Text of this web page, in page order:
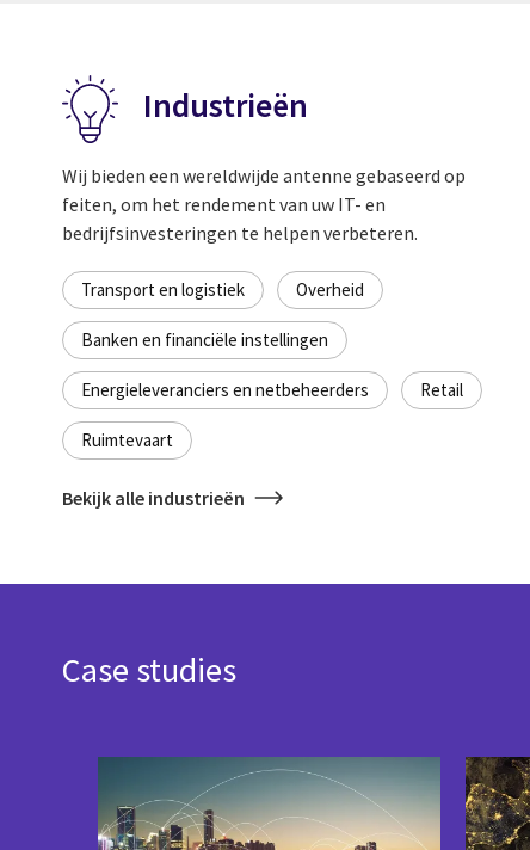
Industrieën
Wij bieden een wereldwijde antenne gebaseerd op
feiten, om het rendement van uw IT- en
bedrijfsinvesteringen te helpen verbeteren.
Transport en logistiek Overheid
Banken en financiële instellingen
Energieleveranciers en netbeheerders Retail
Ruimtevaart
Bekijk alle industrieën
Case studies